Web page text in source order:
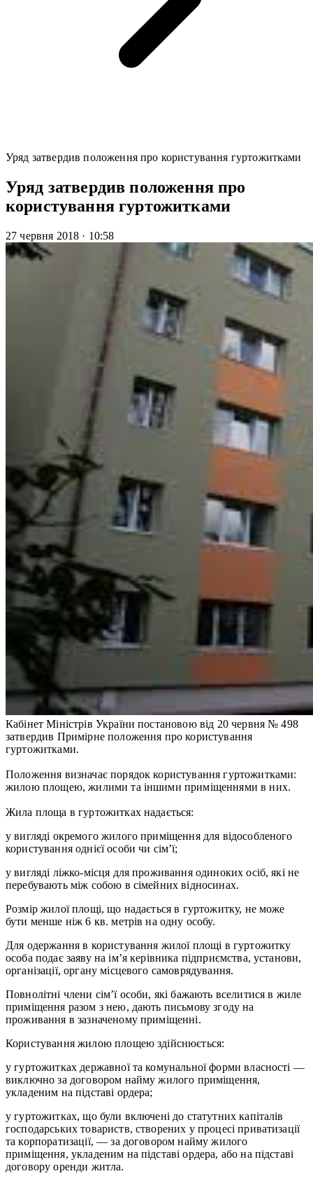
Уряд затвердив положення про користування гуртожитками
Уряд затвердив положення про
користування гуртожитками
27 червня 2018 · 10:58
Кабінет Міністрів України постановою від 20 червня № 498
затвердив Примірне положення про користування
гуртожитками.
Положення визначає порядок користування гуртожитками:
жилою площею, жилими та іншими приміщеннями в них.
Жила площа в гуртожитках надається:
у вигляді окремого жилого приміщення для відособленого
користування однієї особи чи сім’ї;
у вигляді ліжко-місця для проживання одиноких осіб, які не
перебувають між собою в сімейних відносинах.
Розмір жилої площі, що надається в гуртожитку, не може
бути менше ніж 6 кв. метрів на одну особу.
Для одержання в користування жилої площі в гуртожитку
особа подає заяву на ім’я керівника підприємства, установи,
організації, органу місцевого самоврядування.
Повнолітні члени сім’ї особи, які бажають вселитися в жиле
приміщення разом з нею, дають письмову згоду на
проживання в зазначеному приміщенні.
Користування жилою площею здійснюється:
у гуртожитках державної та комунальної форми власності —
виключно за договором найму жилого приміщення,
укладеним на підставі ордера;
у гуртожитках, що були включені до статутних капіталів
господарських товариств, створених у процесі приватизації
та корпоратизації, — за договором найму жилого
приміщення, укладеним на підставі ордера, або на підставі
договору оренди житла.